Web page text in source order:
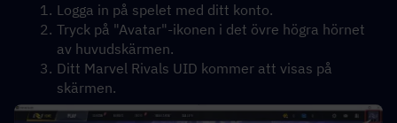
Logga in på spelet med ditt konto.
Tryck på "Avatar"-ikonen i det övre högra hörnet
av huvudskärmen.
Ditt Marvel Rivals UID kommer att visas på
skärmen.